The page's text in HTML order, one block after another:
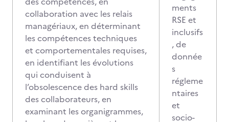
collaboration avec les relais
managériaux, en déterminant
les compétences techniques
et comportementales requises,
en identifiant les évolutions
qui conduisent à
l’obsolescence des hard skills
des collaborateurs, en
examinant les organigrammes,
ments
RSE et
inclusifs
, de
donnée
s
régleme
ntaires
et
socio-